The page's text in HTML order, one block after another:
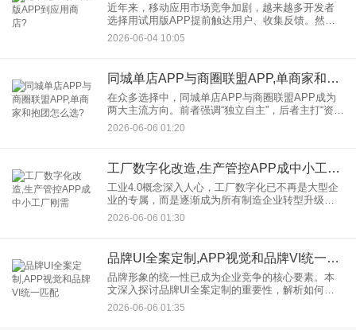
近年来，移动应用市场竞争加剧，越来越多开发者
选择用试用版APP提前触达用户、收集反馈。然
而，关于“试用版能否上架应用商店”的疑问始终存
在。本文将结合主流应用商店的审核规则与开发者
2026-06-04 10:05
同城单店APP与商圈联盟APP,单商家和抱团怎么选?
在众多选择中，同城单店APP与商圈联盟APP成为
两大主流方向。前者强调“独立自主”，后者主打“资源
整合”，单商家究竟该如何选择？本文将从核心差
异、适用场景、长期价值等维度展开分析。
2026-06-06 01:20
工厂数字化改造,生产管控APP成中小工厂刚需
工业4.0概念深入人心，工厂数字化已不再是大型企
业的专属，而是逐渐成为所有制造企业转型升级的
必经之路。对于资源有限、技术基础相对薄弱的中
小工厂而言，在数字化浪潮中立足市场，实现跨越
2026-06-06 01:30
品牌UI全案定制,APP视觉和品牌VI统一匹配
品牌形象的统一性已成为企业竞争的核心要素。本
文深入探讨品牌UI全案定制的重要性，解析如何通
过科学的设计策略实现APP视觉与品牌VI的精准匹
配，助力企业打造具有辨识度的数字化品牌形象。
2026-06-06 01:35